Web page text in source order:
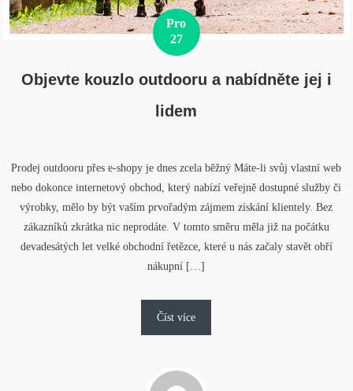
Pro
27
Objevte kouzlo outdooru a nabídněte jej i
lidem
Prodej outdooru přes e-shopy je dnes zcela běžný Máte-li svůj vlastní web
nebo dokonce internetový obchod, který nabízí veřejně dostupné služby či
výrobky, mělo by být vaším prvořadým zájmem získání klientely. Bez
zákazníků zkrátka nic neprodáte. V tomto směru měla již na počátku
devadesátých let velké obchodní řetězce, které u nás začaly stavět obří
nákupní […]
Číst více